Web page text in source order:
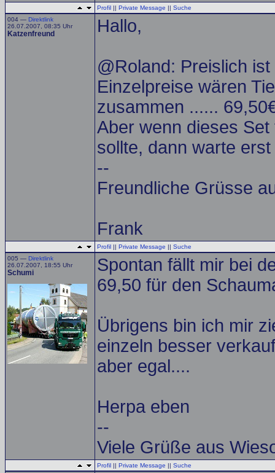
Profil || Private Message || Suche
004 — Direktlink
26.07.2007, 08:35 Uhr
Katzenfreund Hallo,
@Roland: Preislich
Einzelpreise wären
zusammen ......
Aber wenn dieses
sollte, dann warte
--
Freundliche Grüsse
Frank
Profil || Private Message || Suche
005 — Direktlink
26.07.2007, 18:55 Uhr
Schumi
Spontan fällt mir bei
69,50 für den
Übrigens bin ich mir
einzeln besser
aber egal....
Herpa eben
--
Viele Grüße aus
Profil || Private Message || Suche